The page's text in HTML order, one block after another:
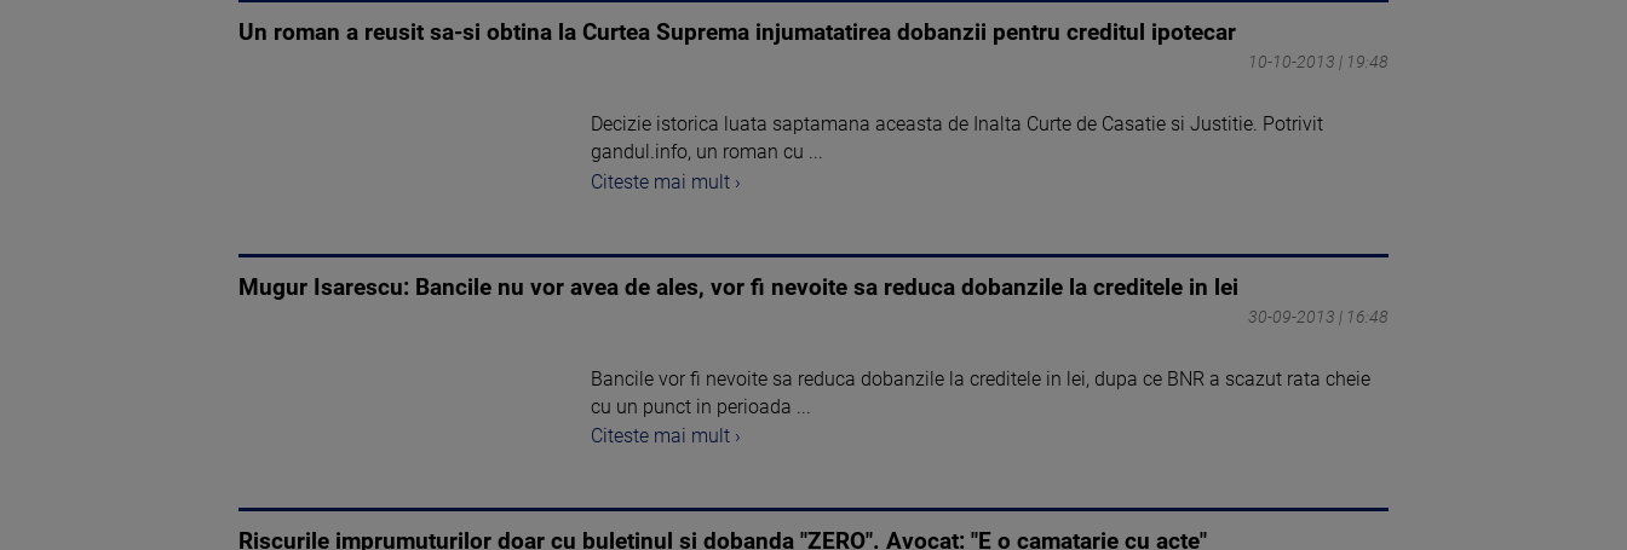
Un roman a reusit sa-si obtina la Curtea Suprema injumatatirea dobanzii pentru creditul ipotecar
10-10-2013 | 19:48
Decizie istorica luata saptamana aceasta de Inalta Curte de Casatie si Justitie. Potrivit
gandul.info, un roman cu ...
Citeste mai mult ›
Mugur Isarescu: Bancile nu vor avea de ales, vor fi nevoite sa reduca dobanzile la creditele in lei
30-09-2013 | 16:48
Bancile vor fi nevoite sa reduca dobanzile la creditele in lei, dupa ce BNR a scazut rata cheie
cu un punct in perioada ...
Citeste mai mult ›
Riscurile imprumuturilor doar cu buletinul si dobanda "ZERO". Avocat: "E o camatarie cu acte"